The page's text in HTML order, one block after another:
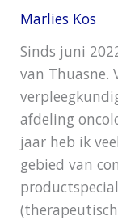
Marlies Kos
Sinds juni
van Thuasne.
afdeling
jaar heb ik
gebied van